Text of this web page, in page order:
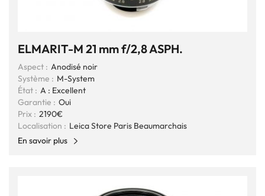
ELMARIT-M 21 mm f/2,8 ASPH.
Aspect : Anodisé noir
Système : M-System
État : A : Excellent
Garantie : Oui
Prix : 2190€
Localisation : Leica Store Paris Beaumarchais
En savoir plus